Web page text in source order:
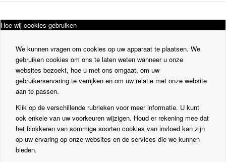
Hoe wij cookies gebruiken
We kunnen vragen om cookies op uw apparaat te plaatsen. We
gebruiken cookies om ons te laten weten wanneer u onze
websites bezoekt, hoe u met ons omgaat, om uw
gebruikerservaring te verrijken en om uw relatie met onze website
aan te passen.
Klik op de verschillende rubrieken voor meer informatie. U kunt
ook enkele van uw voorkeuren wijzigen. Houd er rekening mee dat
het blokkeren van sommige soorten cookies van invloed kan zijn
op uw ervaring op onze websites en de services die we kunnen
bieden.